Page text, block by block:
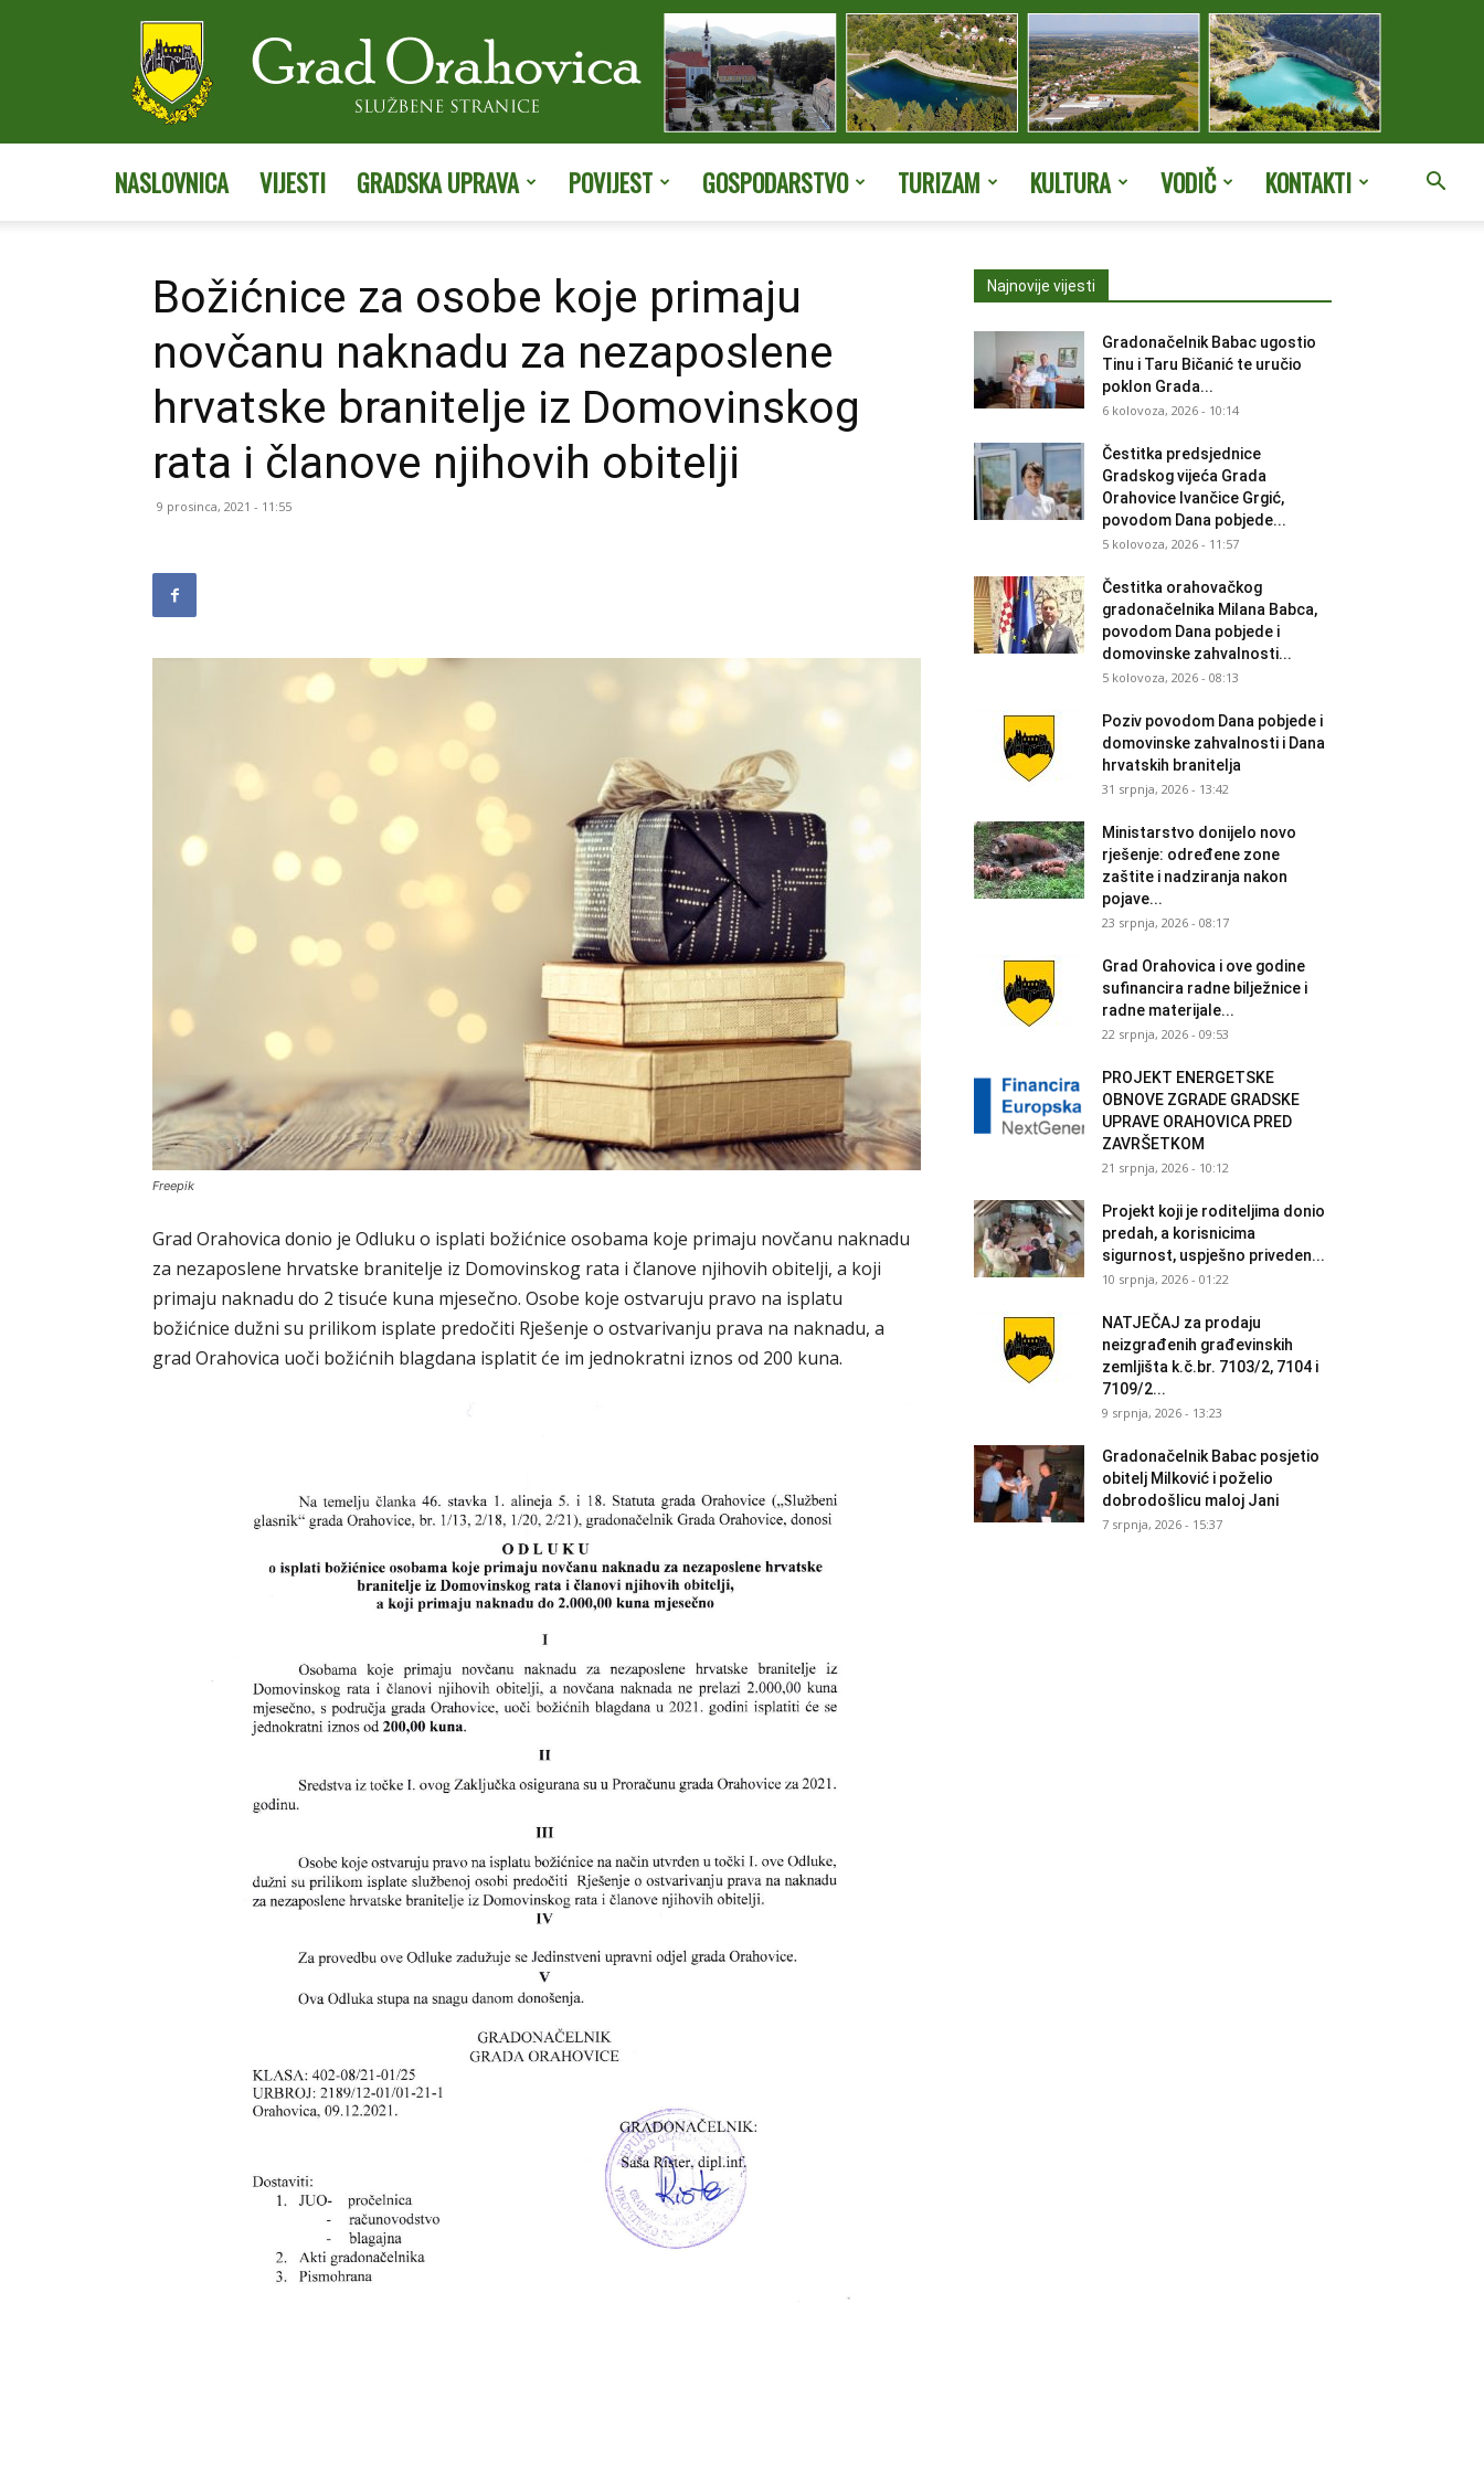
stranice
NASLOVNICA VIJESTI GRADSKA UPRAVA POVIJEST GOSPODARSTVO TURIZAM KULTURA VODIČ KONTAKTI
Božićnice za osobe koje primaju
novčanu naknadu za nezaposlene
hrvatske branitelje iz Domovinskog
rata i članove njihovih obitelji
9 prosinca, 2021 - 11:55
Freepik
Grad Orahovica donio je Odluku o isplati božićnice osobama koje primaju novčanu naknadu
za nezaposlene hrvatske branitelje iz Domovinskog rata i članove njihovih obitelji, a koji
primaju naknadu do 2 tisuće kuna mjesečno. Osobe koje ostvaruju pravo na isplatu
božićnice dužni su prilikom isplate predočiti Rješenje o ostvarivanju prava na naknadu, a
grad Orahovica uoči božićnih blagdana isplatit će im jednokratni iznos od 200 kuna.
Najnovije vijesti
Gradonačelnik Babac ugostio
Tinu i Taru Bičanić te uručio
poklon Grada...
6 kolovoza, 2026 - 10:14
Čestitka predsjednice
Gradskog vijeća Grada
Orahovice Ivančice Grgić,
povodom Dana pobjede...
5 kolovoza, 2026 - 11:57
Čestitka orahovačkog
gradonačelnika Milana Babca,
povodom Dana pobjede i
domovinske zahvalnosti...
5 kolovoza, 2026 - 08:13
Poziv povodom Dana pobjede i
domovinske zahvalnosti i Dana
hrvatskih branitelja
31 srpnja, 2026 - 13:42
Ministarstvo donijelo novo
rješenje: određene zone
zaštite i nadziranja nakon
pojave...
23 srpnja, 2026 - 08:17
Grad Orahovica i ove godine
sufinancira radne bilježnice i
radne materijale...
22 srpnja, 2026 - 09:53
PROJEKT ENERGETSKE
OBNOVE ZGRADE GRADSKE
UPRAVE ORAHOVICA PRED
ZAVRŠETKOM
21 srpnja, 2026 - 10:12
Projekt koji je roditeljima donio
predah, a korisnicima
sigurnost, uspješno priveden...
10 srpnja, 2026 - 01:22
NATJEČAJ za prodaju
neizgrađenih građevinskih
zemljišta k.č.br. 7103/2, 7104 i
7109/2...
9 srpnja, 2026 - 13:23
Gradonačelnik Babac posjetio
obitelj Milković i poželio
dobrodošlicu maloj Jani
7 srpnja, 2026 - 15:37